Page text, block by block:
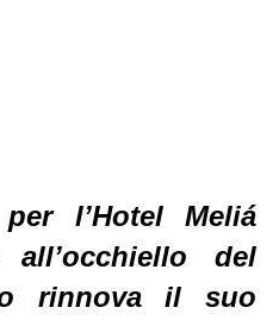
l’Hotel Meliá
del
rinnova il suo